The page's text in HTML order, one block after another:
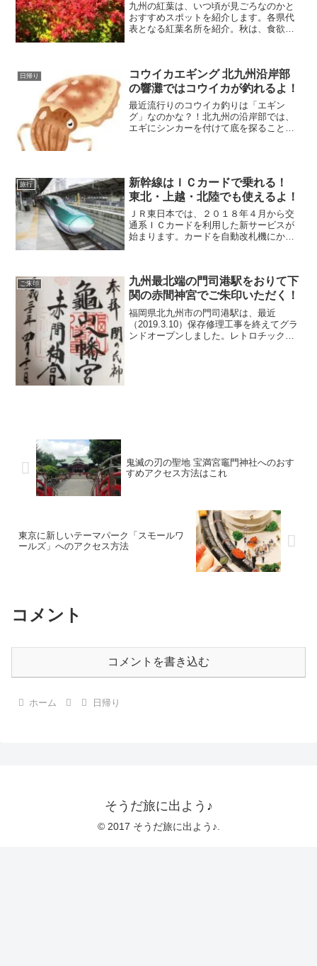
九州の紅葉は、いつ頃が見ごろなのかと
おすすめスポットを紹介します。各県代
表となる紅葉名所を紹介。秋は、食欲の
ぱり“行楽の秋”が好きです。
日帰り
コウイカエギング 北九州沿岸部
の響灘ではコウイカが釣れるよ！
最近流行りのコウイカ釣りは「エギン
グ」なのかな？！北九州の沿岸部では、
エギにシンカーを付けて底を探ることで
旅行
新幹線はＩＣカードで乗れる！
東北・上越・北陸でも使えるよ！
ＪＲ東日本では、２０１８年４月から交
通系ＩＣカードを利用した新サービスが
始まります。カードを自動改札機にかざ
ら、気持ちにゆとりができます。
ご朱印
九州最北端の門司港駅をおりて下
関の赤間神宮でご朱印いただく！
福岡県北九州市の門司港駅は、最近
（2019.3.10）保存修理工事を終えてグラ
ンドオープンしました。レトロチックの
鬼滅の刃の聖地 宝満宮竈門神社へのおす
すめアクセス方法はこれ
東京に新しいテーマパーク「スモールワ
ールズ」へのアクセス方法
コメント
コメントを書き込む
ホーム 日帰り
そうだ旅に出よう♪
© 2017 そうだ旅に出よう♪.